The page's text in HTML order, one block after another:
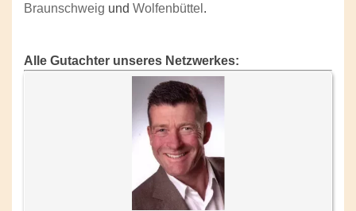
Braunschweig und Wolfenbüttel .
Alle Gutachter unseres Netzwerkes: